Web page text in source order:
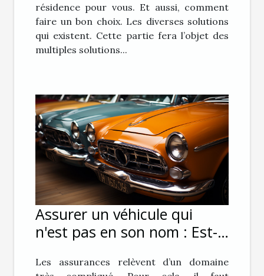
résidence pour vous. Et aussi, comment
faire un bon choix. Les diverses solutions
qui existent. Cette partie fera l’objet des
multiples solutions...
Assurer un véhicule qui
n'est pas en son nom : Est-
Les assurances relèvent d’un domaine